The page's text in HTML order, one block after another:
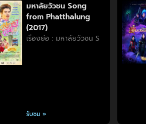
มหาลัยวัวชน Song
from Phatthalung
(2017)
เรื่องย่อ : มหาลัยวัวชน S
รับชม »